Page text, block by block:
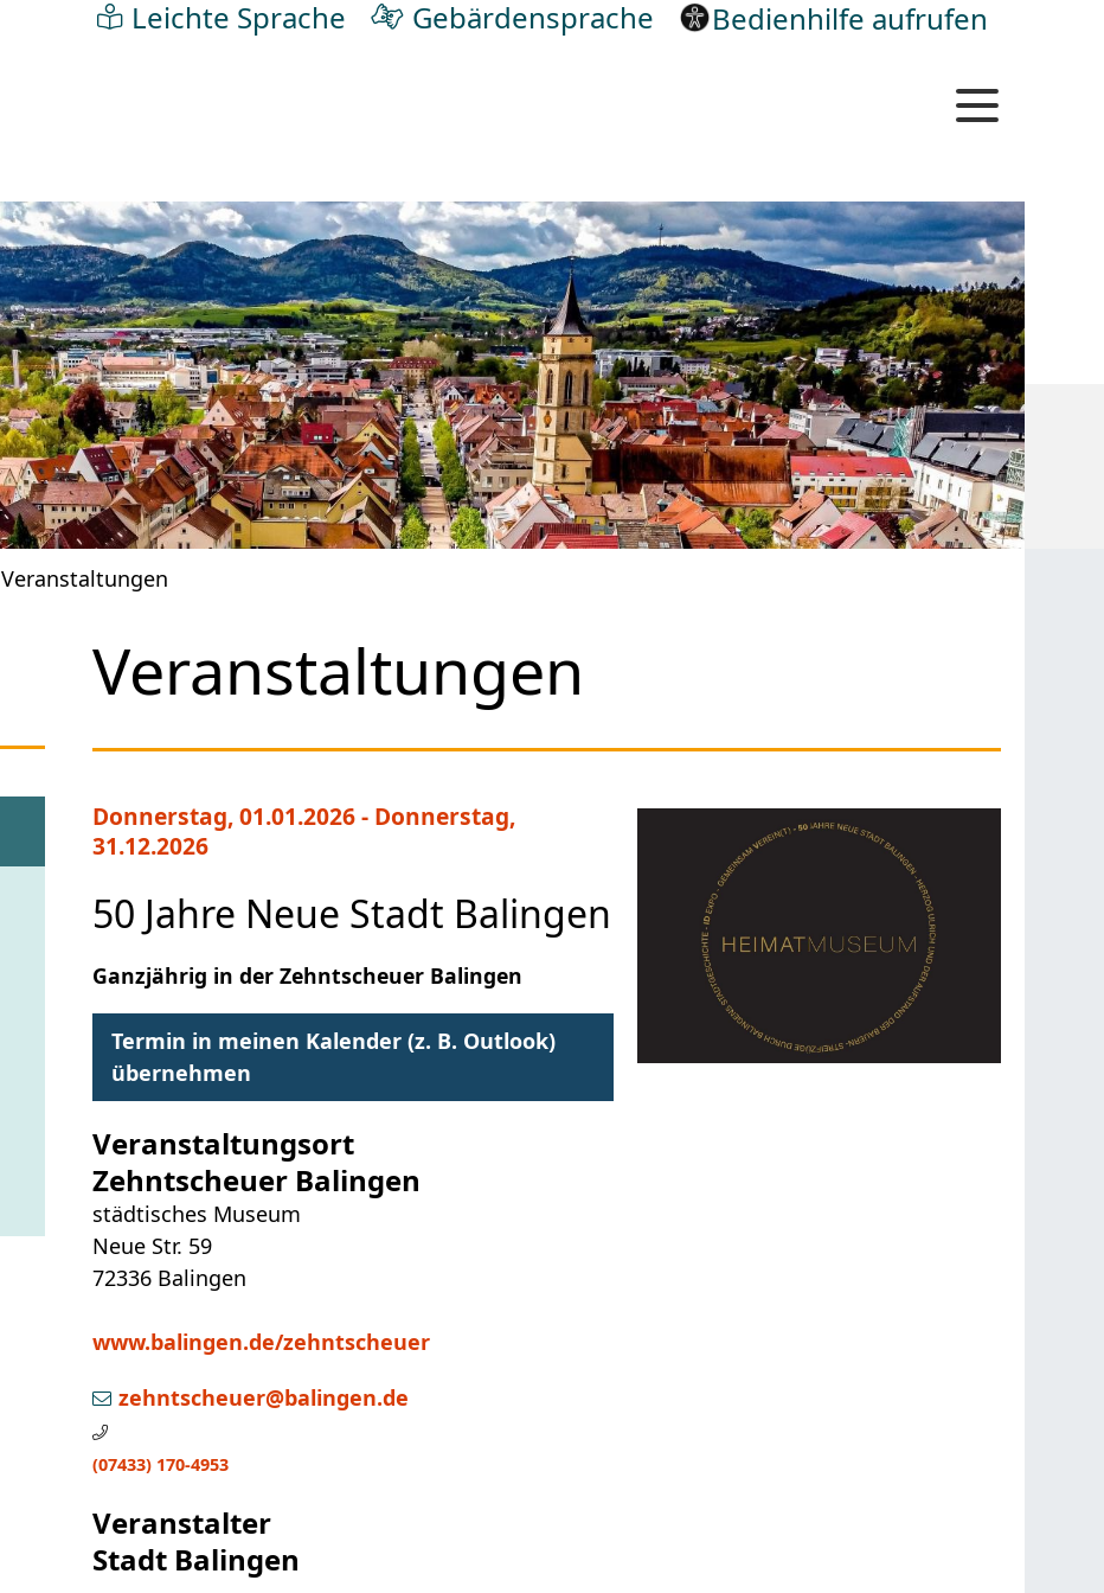
Leichte Sprache Gebärdensprache Bedienhilfe aufrufen
Veranstaltungen
Veranstaltungen
Donnerstag, 01.01.2026- Donnerstag,
31.12.2026
50 Jahre Neue Stadt Balingen
Ganzjährig in der Zehntscheuer Balingen
Termin in meinen Kalender (z. B. Outlook)
übernehmen
Veranstaltungsort
Zehntscheuer Balingen
städtisches Museum
Neue Str. 59
72336 Balingen
www.balingen.de/zehntscheuer
zehntscheuer@balingen.de
(07433) 170-4953
Veranstalter
Stadt Balingen